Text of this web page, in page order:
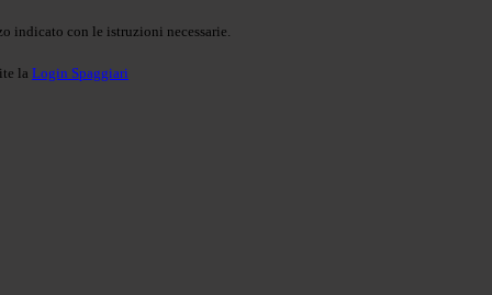
indicato con le istruzioni necessarie.
la Login Spaggiari